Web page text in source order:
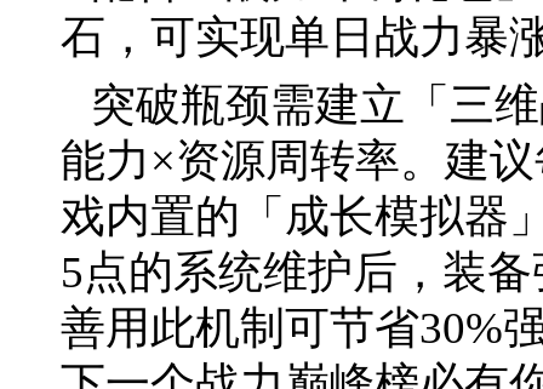
石，可实现单日战力暴
突破瓶颈需建立「三
能力×资源周转率。建
戏内置的「成长模拟器
5点的系统维护后，装
善用此机制可节省30%